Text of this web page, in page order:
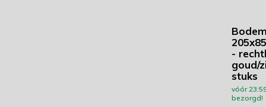
-
goud/
stuks
vóór
bezorgd!